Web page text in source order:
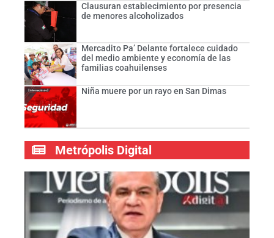
Clausuran establecimiento por presencia
de menores alcoholizados
Mercadito Pa’ Delante fortalece cuidado
del medio ambiente y economía de las
familias coahuilenses
Niña muere por un rayo en San Dimas
Metrópolis Digital